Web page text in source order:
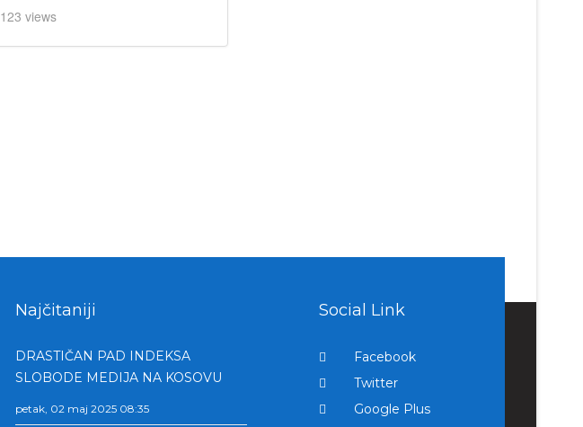
123 views
Najčitaniji
DRASTIČAN PAD INDEKSA
SLOBODE MEDIJA NA KOSOVU
petak, 02 maj 2025 08:35
Social Link
Facebook
Twitter
Google Plus